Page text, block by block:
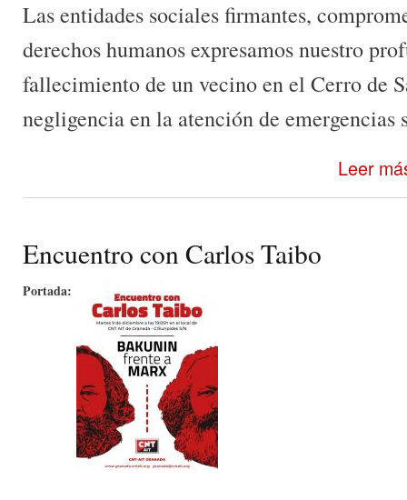
Las entidades sociales firmantes,
derechos humanos expresamos nuestro
fallecimiento de un vecino en el Cerro de
negligencia en la atención de emergencias
Leer
Encuentro con Carlos Taibo
Portada: